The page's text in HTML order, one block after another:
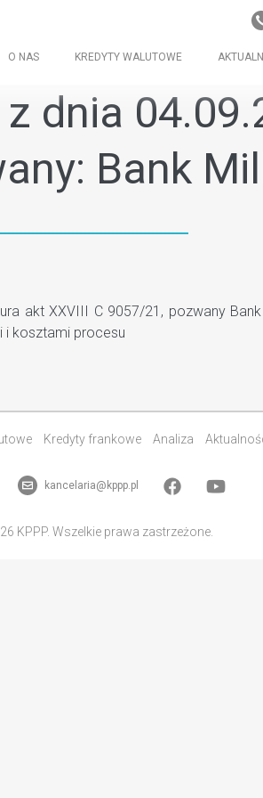
O NAS KREDYTY WALUTOWE
dnia
Bank
akt XXVIII C 9057/21, pozwany
i kosztami procesu
Kredyty frankowe Analiza
kancelaria@kppp.pl
KPPP. Wszelkie prawa zastrzeżone.